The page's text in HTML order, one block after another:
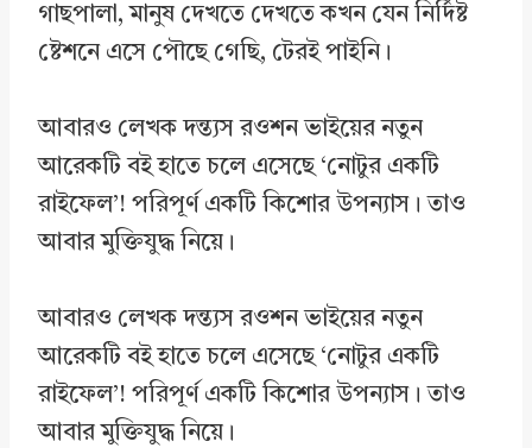
গাছপালা, মানুষ দেখতে দেখতে কখন যেন নির্দিষ্ট
ষ্টেশনে এসে পৌছে গেছি, টেরই পাইনি।
আবারও লেখক দন্ত্যস রওশন ভাইয়ের নতুন
আরেকটি বই হাতে চলে এসেছে ‘নোটুর একটি
রাইফেল’! পরিপূর্ণ একটি কিশোর উপন্যাস। তাও
আবার মুক্তিযুদ্ধ নিয়ে।
আবারও লেখক দন্ত্যস রওশন ভাইয়ের নতুন
আরেকটি বই হাতে চলে এসেছে ‘নোটুর একটি
রাইফেল’! পরিপূর্ণ একটি কিশোর উপন্যাস। তাও
আবার মুক্তিযুদ্ধ নিয়ে।